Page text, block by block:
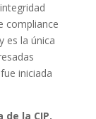
compliance
es la única
iniciada
la CIP,